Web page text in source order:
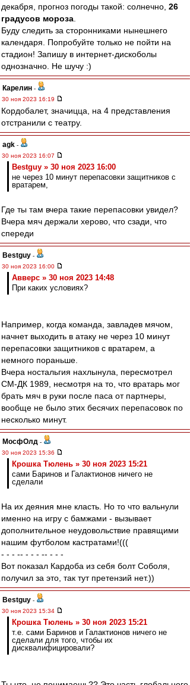
декабря, прогноз погоды такой: солнечно, 26
градусов мороза
Буду следить за сторонниками нынешнего
календаря. Попробуйте только не пойти на
стадион! Запишу в интернет-дискоболы
однозначно. Не шучу :)
Карелин -
30 ноя 2023 16:19
Кордобалет, значицца, на 4 представления
отстранили с театру.
agk -
30 ноя 2023 16:07
Bestguy » 30 ноя 2023 16:00
не через 10 минут перепасовки защитников с
вратарем,
Где ты там вчера такие перепасовки увидел?
Вчера мяч держали херово, что сзади, что
спереди
Bestguy -
30 ноя 2023 16:00
Авверс » 30 ноя 2023 14:48
При каких условиях?
Например, когда команда, завладев мячом,
начнет выходить в атаку не через 10 минут
перепасовки защитников с вратарем, а
немного пораньше.
Вчера ностальгия нахлынула, пересмотрел
СМ-ДК 1989, несмотря на то, что вратарь мог
брать мяч в руки после паса от партнеры,
вообще не было этих бесячих перепасовок по
несколько минут.
МосфОлд -
30 ноя 2023 15:36
Крошка Тюлень » 30 ноя 2023 15:21
сами Баринов и Галактионов ничего не
сделали
На их деяния мне класть. Но то что вальнули
именно на игру с бамжами - вызывает
дополнительное неудовольствие правящими
нашим футболом кастратами!(((
- - - -- - - - -- - - -
Вот показал Кардоба из себя болт Соболя,
получил за это, так тут претензий нет.))
Bestguy -
30 ноя 2023 15:34
Крошка Тюлень » 30 ноя 2023 15:21
т.е. сами Баринов и Галактионов ничего не
сделали для того, чтобы их
дисквалифицировали?